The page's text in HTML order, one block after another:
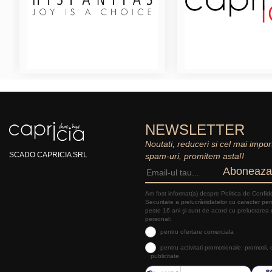
SCADO CAPRICIA SRL
NEWSLETTER
Noutati, reduceri si cel mai
spam-uri, promitem asta!!
Am fost informat(a) despre Politica de
Securitate a prelucrăriidatelor cu caracter
peste 16 ani și sunt de acord cu prelucrarea
personal:
pentru ofertare comerciala
pentru activitati promotionale: promotii,
publicitate